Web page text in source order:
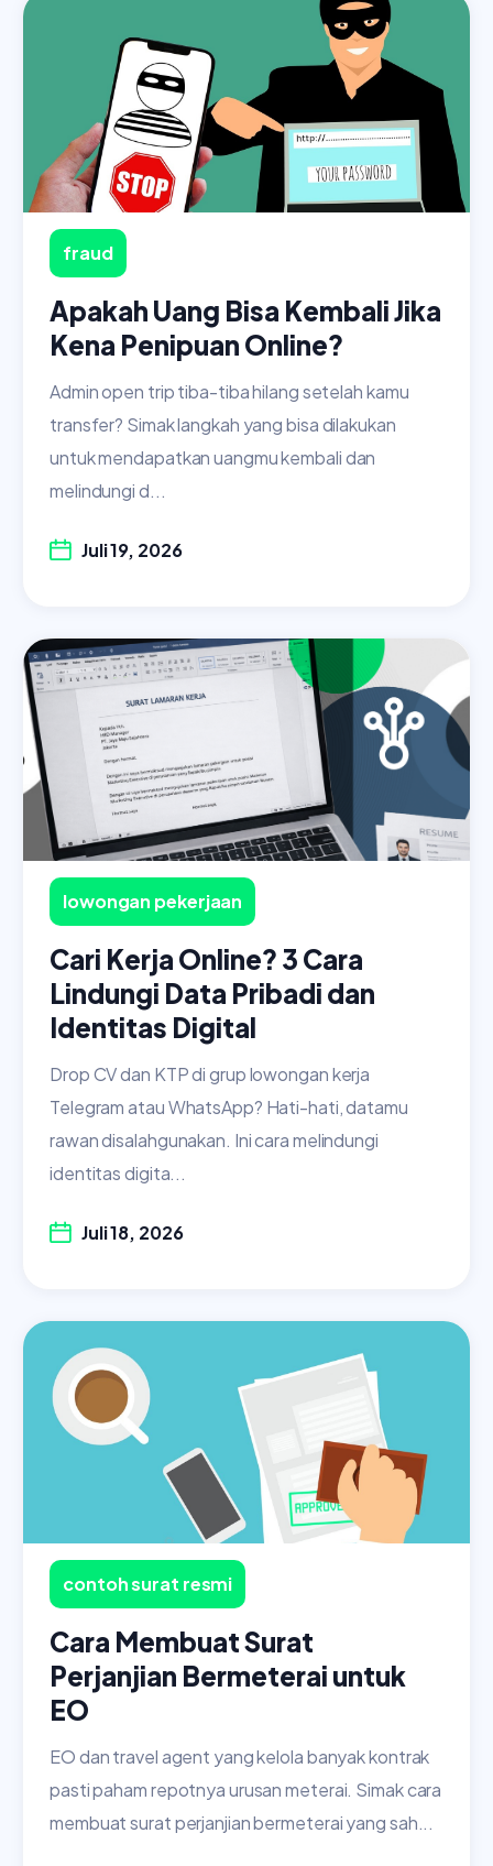
fraud
Apakah Uang Bisa Kembali Jika
Kena Penipuan Online?
Admin open trip tiba-tiba hilang setelah kamu
transfer? Simak langkah yang bisa dilakukan
untuk mendapatkan uangmu kembali dan
melindungi d...
Juli 19, 2026
lowongan pekerjaan
Cari Kerja Online? 3 Cara
Lindungi Data Pribadi dan
Identitas Digital
Drop CV dan KTP di grup lowongan kerja
Telegram atau WhatsApp? Hati-hati, datamu
rawan disalahgunakan. Ini cara melindungi
identitas digita...
Juli 18, 2026
contoh surat resmi
Cara Membuat Surat
Perjanjian Bermeterai untuk
EO
EO dan travel agent yang kelola banyak kontrak
pasti paham repotnya urusan meterai. Simak cara
membuat surat perjanjian bermeterai yang sah...